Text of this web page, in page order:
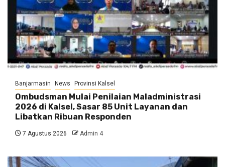
Banjarmasin News Provinsi Kalsel
Ombudsman Mulai Penilaian Maladministrasi
2026 di Kalsel, Sasar 85 Unit Layanan dan
Libatkan Ribuan Responden
7 Agustus 2026 Admin 4